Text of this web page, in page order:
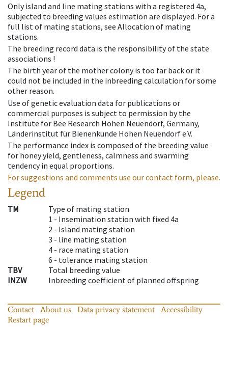
Only island and line mating stations with a registered 4a,
subjected to breeding values estimation are displayed. For a
full list of mating stations, see Allocation of mating
stations.
The breeding record data is the responsibility of the state
associations !
The birth year of the mother colony is too far back or it
could not be included in the inbreeding calculation for some
other reason.
Use of genetic evaluation data for publications or
commercial purposes is subject to permission by the
Institute for Bee Research Hohen Neuendorf, Germany,
Länderinstitut für Bienenkunde Hohen Neuendorf e.V.
The performance index is composed of the breeding value
for honey yield, gentleness, calmness and swarming
tendency in equal proportions.
For suggestions and comments use our contact form, please.
Legend
TM
Type of mating station
1 - Insemination station with fixed 4a
2 - Island mating station
3 - line mating station
4 - race mating station
6 - tolerance mating station
TBV
Total breeding value
INZW
Inbreeding coefficient of planned offspring
Contact About us Data privacy statement
Accessibility
Restart page